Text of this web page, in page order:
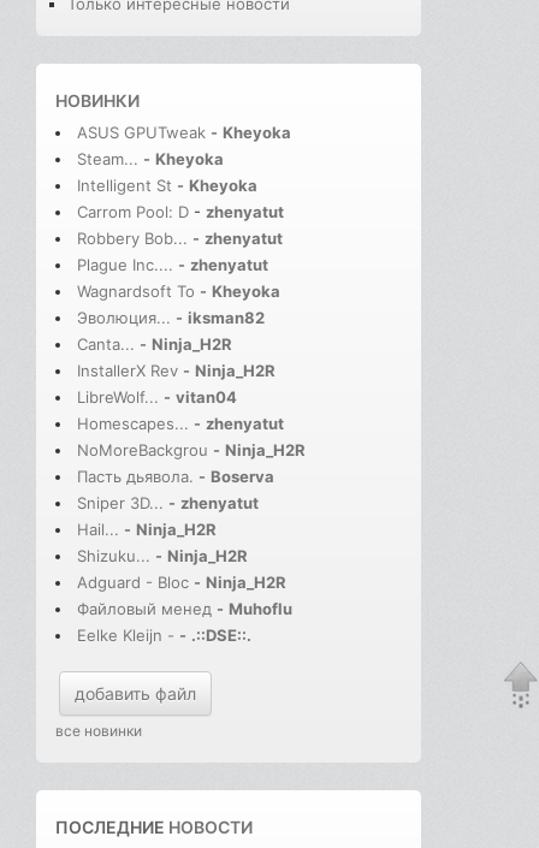
Только интересные новости
НОВИНКИ
ASUS GPUTweak - Kheyoka
Steam... - Kheyoka
Intelligent St - Kheyoka
Carrom Pool: D - zhenyatut
Robbery Bob... - zhenyatut
Plague Inc.... - zhenyatut
Wagnardsoft To - Kheyoka
Эволюция... - iksman82
Canta... - Ninja_H2R
InstallerX Rev - Ninja_H2R
LibreWolf... - vitan04
Homescapes... - zhenyatut
NoMoreBackgrou - Ninja_H2R
Пасть дьявола. - Boserva
Sniper 3D... - zhenyatut
Hail... - Ninja_H2R
Shizuku... - Ninja_H2R
Adguard - Bloc - Ninja_H2R
Файловый менед - Muhoflu
Eelke Kleijn - - .::DSE::.
добавить файл
все новинки
ПОСЛЕДНИЕ НОВОСТИ